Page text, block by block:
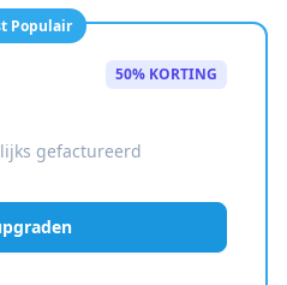
Populair
50% KORTING
gefactureerd